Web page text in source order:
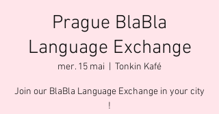
Prague BlaBla
Language Exchange
mer. 15 mai Tonkin Kafé
Join our BlaBla Language Exchange in your city
!